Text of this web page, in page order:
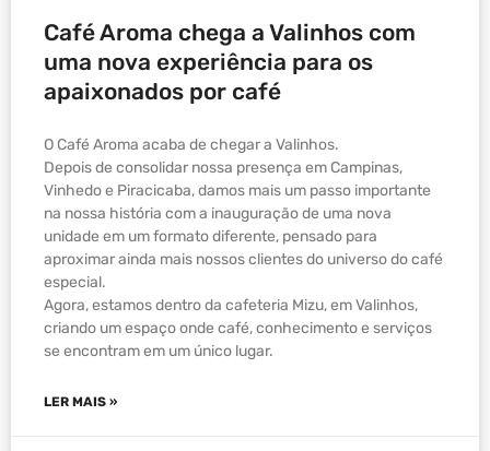
Café Aroma chega a Valinhos com
uma nova experiência para os
apaixonados por café
O Café Aroma acaba de chegar a Valinhos.
Depois de consolidar nossa presença em Campinas,
Vinhedo e Piracicaba, damos mais um passo importante
na nossa história com a inauguração de uma nova
unidade em um formato diferente, pensado para
aproximar ainda mais nossos clientes do universo do café
especial.
Agora, estamos dentro da cafeteria Mizu, em Valinhos,
criando um espaço onde café, conhecimento e serviços
se encontram em um único lugar.
LER MAIS »